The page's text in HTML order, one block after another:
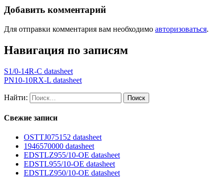
Добавить комментарий
Для отправки комментария вам необходимо авторизоваться.
Навигация по записям
S1/0-14R-C datasheet
PN10-10RX-L datasheet
Найти:
Свежие записи
OSTTJ075152 datasheet
1946570000 datasheet
EDSTLZ955/10-OE datasheet
EDSTL955/10-OE datasheet
EDSTLZ950/10-OE datasheet